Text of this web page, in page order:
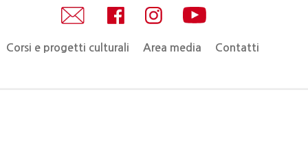
Corsi e progetti culturali Area media Contatti